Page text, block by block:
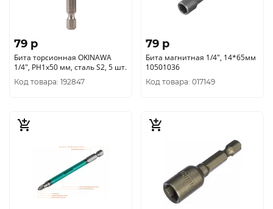
79 p
Бита торсионная OKINAWA
1/4", PH1x50 мм, сталь S2, 5 шт.
Код товара: 192847
79 p
Бита магнитная 1/4", 14*65мм
10501036
Код товара: 017149